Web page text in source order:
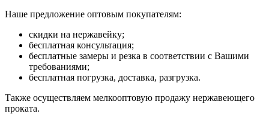
Наше предложение оптовым покупателям:
скидки на нержавейку;
бесплатная консультация;
бесплатные замеры и резка в соответствии с Вашими
требованиями;
бесплатная погрузка, доставка, разгрузка.
Также осуществляем мелкооптовую продажу нержавеющего
проката.